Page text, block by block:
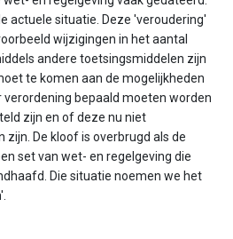
actuele situatie. Deze 'veroudering'
wijzigingen in het aantal
andere toetsingsmiddelen zijn
te komen aan de mogelijkheden
bepaald moeten worden
zijn en of deze nu niet
zijn. De kloof is overbrugd als de
set van wet- en regelgeving die
Die situatie noemen we het